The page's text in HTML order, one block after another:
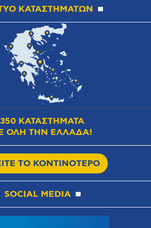
ΚΑΤΑΣΤΗΜΑΤΩΝ
350 ΚΑΤΑΣΤΗΜΑΤΑ
ΟΛΗ ΤΗΝ ΕΛΛΑΔΑ!
ΤΟ ΚΟΝΤΙΝΟΤΕΡΟ
SOCIAL MEDIA